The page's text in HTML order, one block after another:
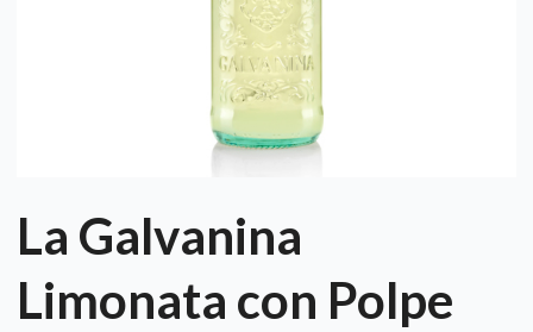
La Galvanina
Limonata con Polpe